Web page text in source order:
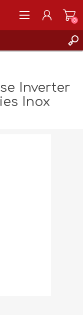
(0)
Inverter
Inox